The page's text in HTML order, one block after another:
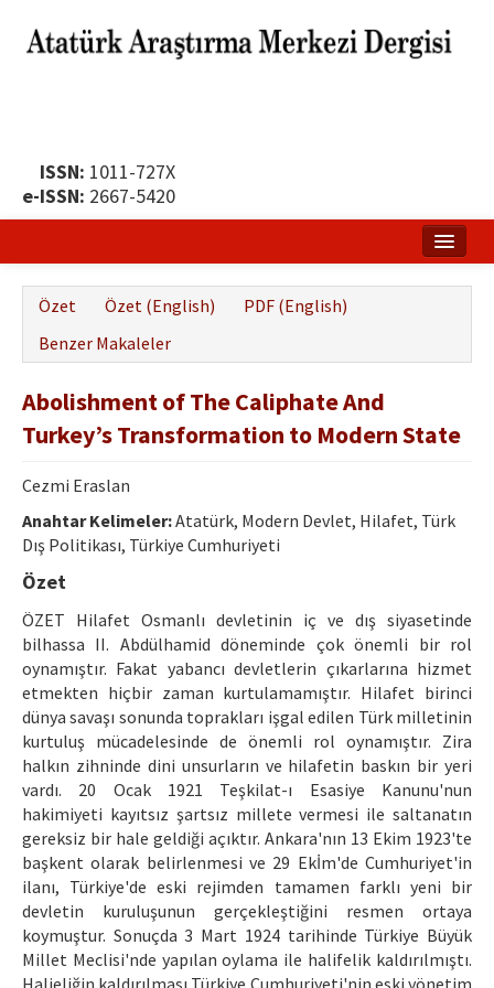
ISSN: 1011-727X
e-ISSN: 2667-5420
Yayın Politikası
Dergi Kurulları
Yayın İlkeleri
Etik İlkeler
Yazar Rehberi
Hakem Rehberi
İletişim
Özet Özet (English)
PDF (English)
Benzer Makaleler
Abolishment of The Caliphate And
Turkey’s Transformation to Modern State
Cezmi Eraslan
Anahtar Kelimeler:Atatürk, Modern Devlet, Hilafet, Türk
Dış Politikası, Türkiye Cumhuriyeti
Özet
ÖZET Hilafet Osmanlı devletinin iç ve dış siyasetinde
bilhassa II. Abdülhamid döneminde çok önemli bir rol
oynamıştır. Fakat yabancı devletlerin çıkarlarına hizmet
etmekten hiçbir zaman kurtulamamıştır. Hilafet birinci
dünya savaşı sonunda toprakları işgal edilen Türk milletinin
kurtuluş mücadelesinde de önemli rol oynamıştır. Zira
halkın zihninde dini unsurların ve hilafetin baskın bir yeri
vardı. 20 Ocak 1921 Teşkilat-ı Esasiye Kanunu'nun
hakimiyeti kayıtsız şartsız millete vermesi ile saltanatın
gereksiz bir hale geldiği açıktır. Ankara'nın 13 Ekim 1923'te
başkent olarak belirlenmesi ve 29 Ekİm'de Cumhuriyet'in
ilanı, Türkiye'de eski rejimden tamamen farklı yeni bir
devletin kuruluşunun gerçekleştiğini resmen ortaya
koymuştur. Sonuçda 3 Mart 1924 tarihinde Türkiye Büyük
Millet Meclisi'nde yapılan oylama ile halifelik kaldırılmıştı.